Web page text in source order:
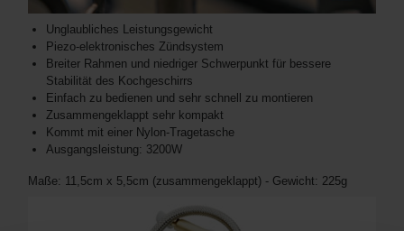
Unglaubliches Leistungsgewicht
Piezo-elektronisches Zündsystem
Breiter Rahmen und niedriger Schwerpunkt für bessere
Stabilität des Kochgeschirrs
Einfach zu bedienen und sehr schnell zu montieren
Zusammengeklappt sehr kompakt
Kommt mit einer Nylon-Tragetasche
Ausgangsleistung: 3200W
Maße: 11,5cm x 5,5cm (zusammengeklappt) - Gewicht: 225g